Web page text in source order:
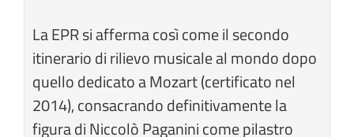
La EPR si afferma così come il secondo
itinerario di rilievo musicale al mondo dopo
quello dedicato a Mozart (certificato nel
2014), consacrando definitivamente la
figura di Niccolò Paganini come pilastro